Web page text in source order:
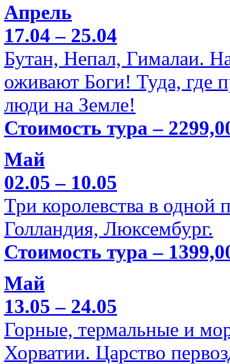
Апрель
17.04 – 25.04
Бутан, Непал, Гималаи.
оживают Боги! Туда, где
люди на Земле!
Стоимость тура –
Май
02.05 – 10.05
Три королевства в одной
Голландия, Люксембург.
Стоимость тура –
Май
13.05 – 24.05
Горные, термальные и
Хорватии. Царство